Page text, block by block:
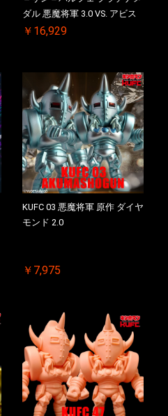
ダル 悪魔将軍 3.0 VS. アビス
マン 初回シリアルNO.入 ケー
￥16,929
KUFC 03 悪魔将軍 原作 ダイヤ
モンド 2.0
￥7,975